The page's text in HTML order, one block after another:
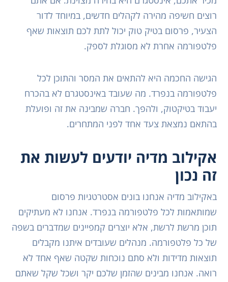
רוצים חשיפה מהירה לקהלים חדשים, במיוחד לדור
הצעיר, פרסום בטיק טוק יכול לתת לכם תוצאות שאף
פלטפורמה אחרת לא מסוגלת לספק.
הגישה החכמה היא להתאים את המסר והתוכן לכל
פלטפורמה בנפרד. מה שעובד באינסטגרם לא בהכרח
יעבוד בטיקטוק, ולהפך. חברה שמבינה את זה ופועלת
בהתאם נמצאת צעד אחד לפני המתחרים.
אקילוב מדיה יודעים לעשות את
זה נכון
באקילוב מדיה אנחנו בונים אסטרטגיות פרסום
שמותאמות לכל פלטפורמה בנפרד. אנחנו לא מעתיקים
תוכן מרשת לרשת, אלא יוצרים קמפיינים שמדברים בשפה
של כל פלטפורמה. מנהלים שעובדים איתנו מקבלים
תוצאות מדידות ולא סתם נוכחות שקטה שאף אחד לא
רואה. אנחנו מבינים שהזמן שלכם יקר ושכל שקל שאתם